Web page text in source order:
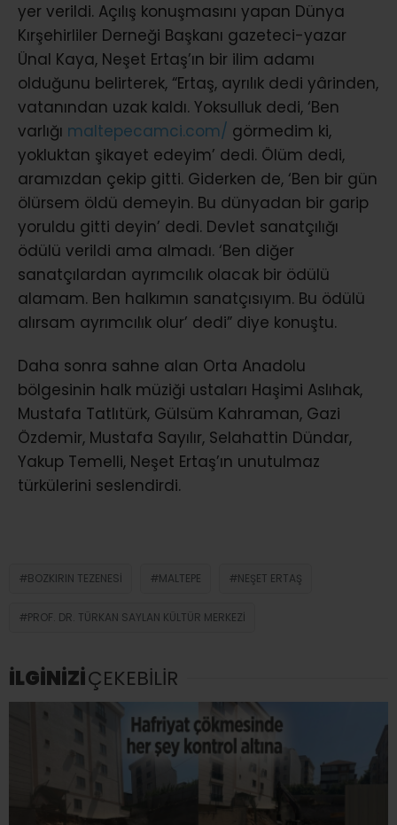
yer verildi. Açılış konuşmasını yapan Dünya
Kırşehirliler Derneği Başkanı gazeteci-yazar
Ünal Kaya, Neşet Ertaş’ın bir ilim adamı
olduğunu belirterek, “Ertaş, ayrılık dedi yârinden,
vatanından uzak kaldı. Yoksulluk dedi, ‘Ben
varlığı maltepecamci.com/ görmedim ki,
yokluktan şikayet edeyim’ dedi. Ölüm dedi,
aramızdan çekip gitti. Giderken de, ‘Ben bir gün
ölürsem öldü demeyin. Bu dünyadan bir garip
yoruldu gitti deyin’ dedi. Devlet sanatçılığı
ödülü verildi ama almadı. ‘Ben diğer
sanatçılardan ayrımcılık olacak bir ödülü
alamam. Ben halkımın sanatçısıyım. Bu ödülü
alırsam ayrımcılık olur’ dedi” diye konuştu.
Daha sonra sahne alan Orta Anadolu
bölgesinin halk müziği ustaları Haşimi Aslıhak,
Mustafa Tatlıtürk, Gülsüm Kahraman, Gazi
Özdemir, Mustafa Sayılır, Selahattin Dündar,
Yakup Temelli, Neşet Ertaş’ın unutulmaz
türkülerini seslendirdi.
BOZKIRIN TEZENESI MALTEPE NEŞET ERTAŞ
PROF. DR. TÜRKAN SAYLAN KÜLTÜR MERKEZI
İLGİNİZİÇEKEBİLİR